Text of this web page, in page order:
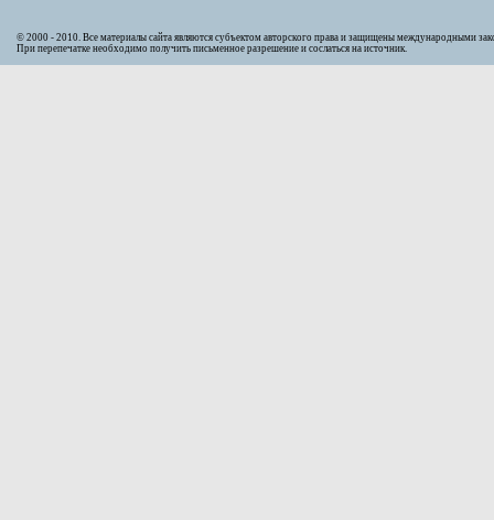
© 2000 - 2010. Bсе материалы сайта являются субъектом авторского права и защищены международными
При перепечатке необходимо получить письменное разрешение и сослаться на источник.